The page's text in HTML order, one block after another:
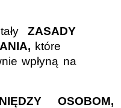
ZASADY
które
wpłyną na
OSOBOM,